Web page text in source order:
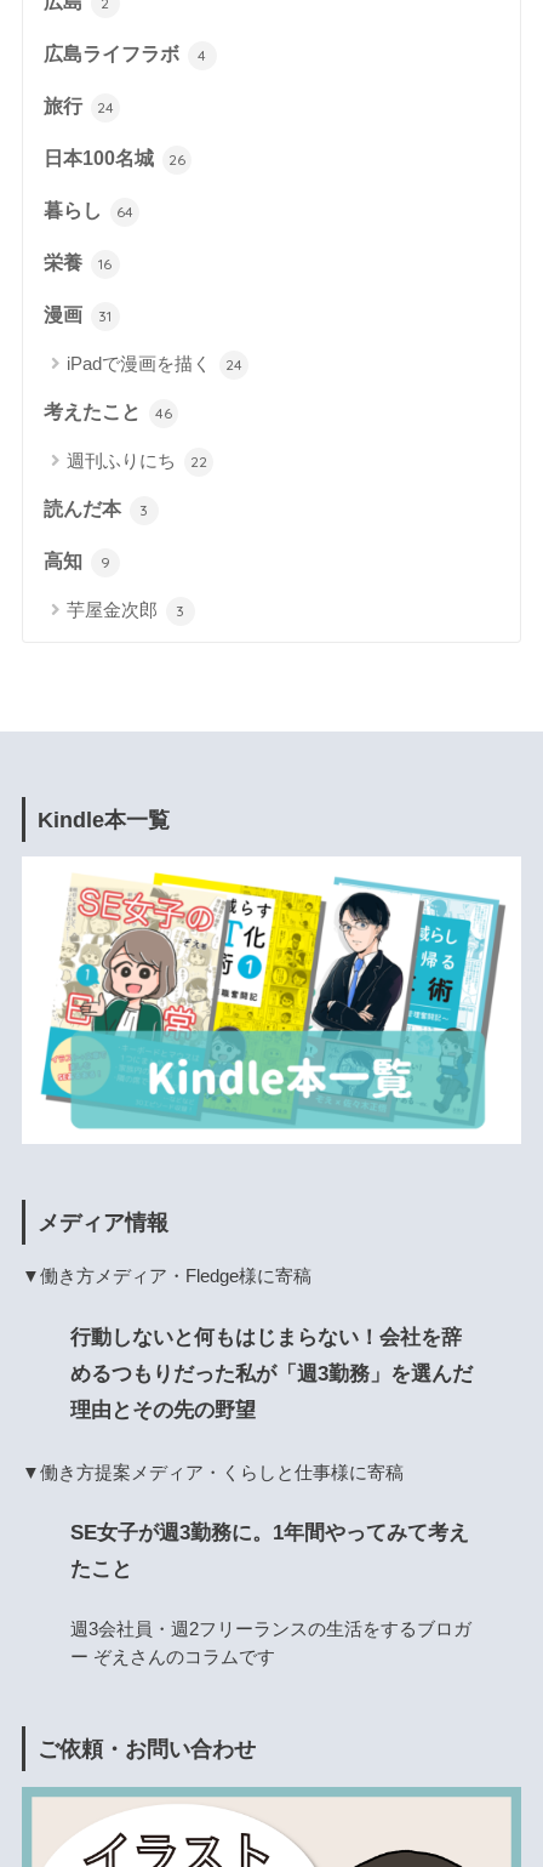
広島ライフラボ 4
旅行 24
日本100名城 26
暮らし 64
栄養 16
漫画 31
iPadで漫画を描く 24
考えたこと 46
週刊ふりにち 22
読んだ本 3
高知 9
芋屋金次郎 3
Kindle本一覧
メディア情報
▼働き方メディア・Fledge様に寄稿
行動しないと何もはじまらない！会社を辞
めるつもりだった私が「週3勤務」を選んだ
理由とその先の野望
▼働き方提案メディア・くらしと仕事様に寄稿
SE女子が週3勤務に。1年間やってみて考え
たこと
週3会社員・週2フリーランスの生活をするブロガ
ー ぞえさんのコラムです
ご依頼・お問い合わせ